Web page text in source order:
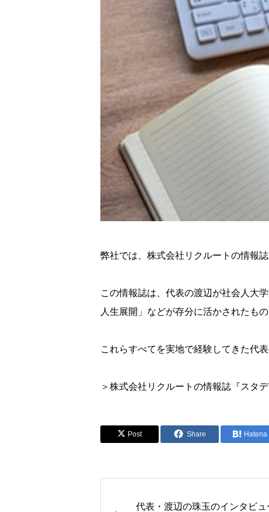
弊社では、株式会社リクルートの情報
この情報誌は、代表の渡辺が社会人大
人生展開」などが存分に活かされたもの
これらすべてを実地で経験してきた代
＞株式会社リクルートの情報誌『スタデ
Post Share Hatena
代表・渡辺の珠玉のインタビ